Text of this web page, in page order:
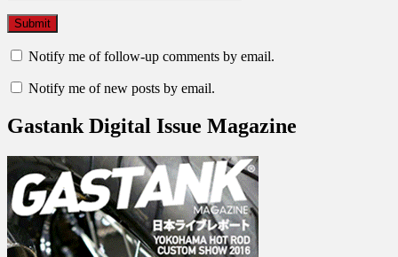
Notify me of follow-up comments by email.
Notify me of new posts by email.
Gastank Digital Issue Magazine